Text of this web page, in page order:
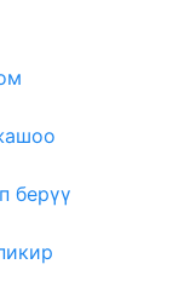
берүү